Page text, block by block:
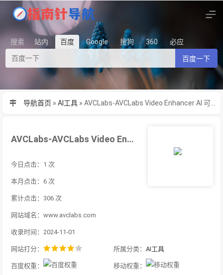
搜索 站内 百度 Google 搜狗 360 必应
百度一下
导航首页 » AI工具 »
AVCLabs-AVCLabs Video Enhancer AI 可以通过
今日点击：1 次
本月点击：6 次
累计点击：306 次
网站域名：www.avclabs.com
收录时间：2024-11-01
网站打分： 所属分类： AI工具
百度权重： 移动权重：